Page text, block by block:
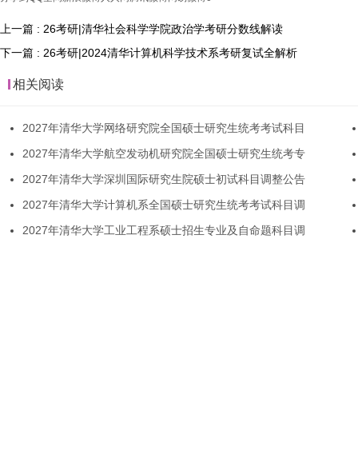
上一篇 : 26考研|清华社会科学学院政治学考研分数线解读
下一篇 : 26考研|2024清华计算机科学技术系考研复试全解析
相关阅读
2027年清华大学网络研究院全国硕士研究生统考考试科目
2027年清华大学航空发动机研究院全国硕士研究生统考专
2027年清华大学深圳国际研究生院硕士初试科目调整公告
2027年清华大学计算机系全国硕士研究生统考考试科目调
2027年清华大学工业工程系硕士招生专业及自命题科目调